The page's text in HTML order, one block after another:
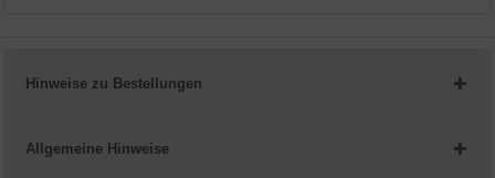
Hinweise zu Bestellungen
Allgemeine Hinweise